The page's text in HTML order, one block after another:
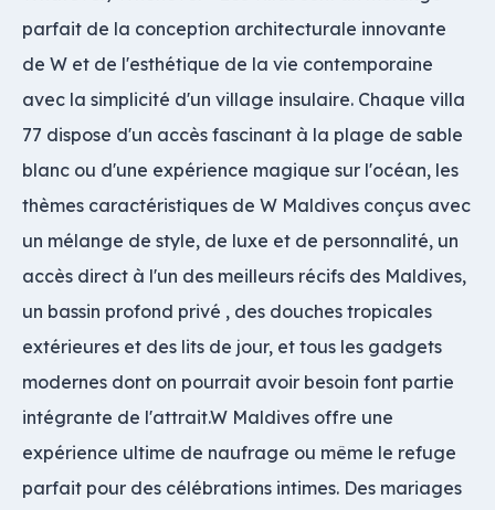
parfait de la conception architecturale innovante
de W et de l'esthétique de la vie contemporaine
avec la simplicité d'un village insulaire. Chaque villa
77 dispose d'un accès fascinant à la plage de sable
blanc ou d'une expérience magique sur l'océan, les
thèmes caractéristiques de W Maldives conçus avec
un mélange de style, de luxe et de personnalité, un
accès direct à l'un des meilleurs récifs des Maldives,
un bassin profond privé , des douches tropicales
extérieures et des lits de jour, et tous les gadgets
modernes dont on pourrait avoir besoin font partie
intégrante de l'attrait.W Maldives offre une
expérience ultime de naufrage ou même le refuge
parfait pour des célébrations intimes. Des mariages